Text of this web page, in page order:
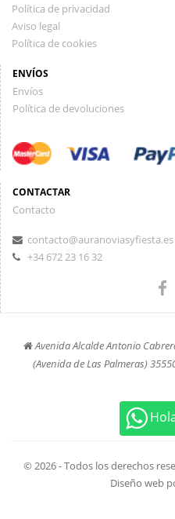
Política de privacidad
Aviso legal
Política de cookies
ENVÍOS
Envíos
Política de devoluciones
CONTACTAR
Contacto
contacto@auranoviasyfiesta.es
+34 672 23 16 32
Avenida Alcalde Antonio
(Avenida de Las Palmeras)
© 2026 - Todos los derechos
Diseño web